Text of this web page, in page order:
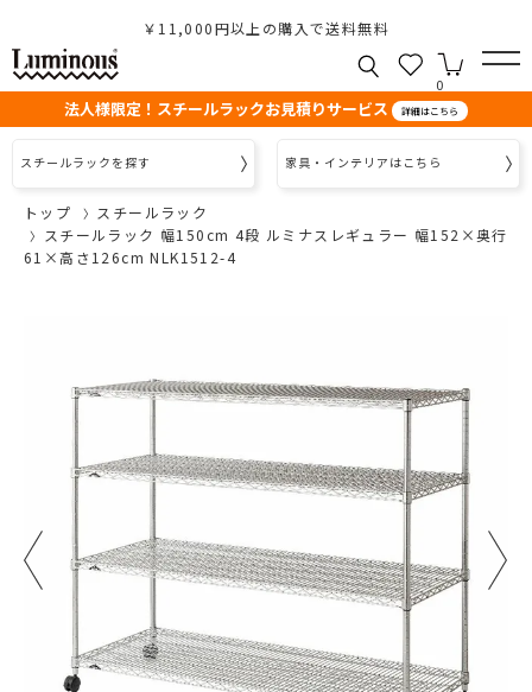
￥11,000円以上の購入で送料無料
0
法人様限定！スチールラックお見積りサービス 詳細はこちら
スチールラックを探す 家具・インテリアはこちら
トップ
スチールラック
スチールラック 幅150cm 4段 ルミナスレギュラー 幅152×奥行
61×高さ126cm NLK1512-4